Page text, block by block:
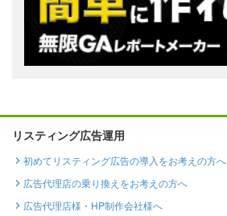
リスティング広告運用
初めてリスティング広告の導入をお考えの方へ
広告代理店の乗り換えをお考えの方へ
広告代理店様・HP制作会社様へ